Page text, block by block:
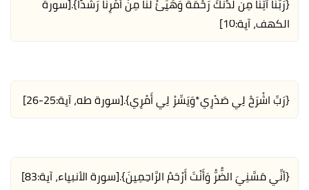
الكهف، آية:10]
{رَبِّ اشْرَحْ لِي صَدْرِي*وَيَسِّرْ لِي أَمْرِي}.[سورة طه، آية:25-26]
{أنِّي مَسَّنِيَ الضُّرُّ وَأَنْتَ أَرْحَمُ الرَّاحِمِينَ}.[سورة الأنبياء، آية:83]